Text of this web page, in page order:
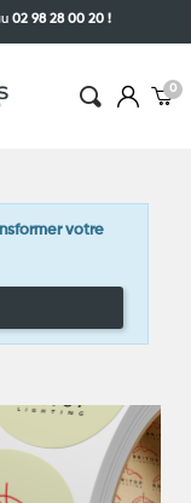
02 98 28 00 20 !
votre